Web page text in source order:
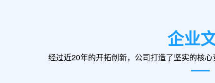
企业
经过近20年的开拓创新，公司打造了坚实的核